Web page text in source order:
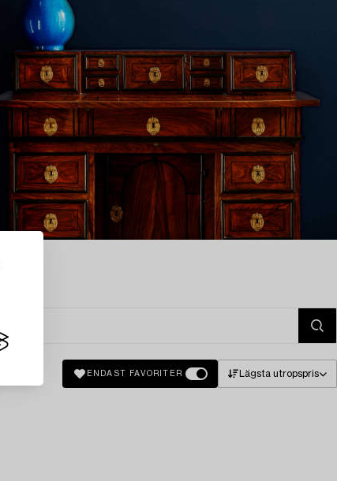
ENDAST FAVORITER Lägsta utropspris